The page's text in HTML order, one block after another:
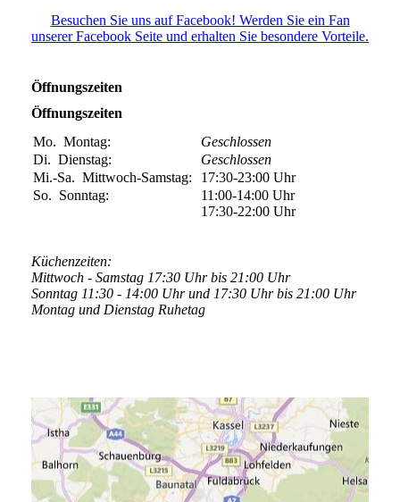
Besuchen Sie uns auf Facebook! Werden Sie ein Fan
unserer Facebook Seite und erhalten Sie besondere Vorteile.
Öffnungszeiten
Öffnungszeiten
Mo. Montag:
Geschlossen
Di. Dienstag:
Geschlossen
Mi.-Sa. Mittwoch-Samstag: 17:30-23:00 Uhr
So. Sonntag: 11:00-14:00 Uhr
17:30-22:00 Uhr
Küchenzeiten:
Mittwoch - Samstag 17:30 Uhr bis 21:00 Uhr
Sonntag 11:30 - 14:00 Uhr und 17:30 Uhr bis 21:00 Uhr
Montag und Dienstag Ruhetag